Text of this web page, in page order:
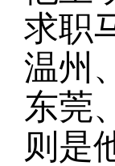
求职
温州
东莞
则是